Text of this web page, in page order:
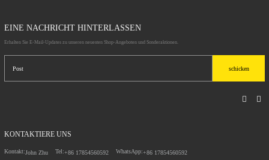
EINE NACHRICHT HINTERLASSEN
Erhalten Sie E-Mail-Updates zu unseren neuesten Shop-Angeboten und Sonderaktionen.
schicken
KONTAKTIERE UNS
Kontakt:John Zhu Tel:+86 17854560592 WhatsApp:+86 17854560592